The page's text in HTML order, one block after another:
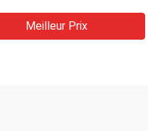
de pression de
de pont 2mv
Meilleur Prix